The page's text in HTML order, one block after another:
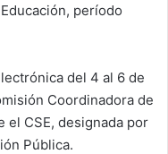
período
del 4 al 6 de
Coordinadora de
el CSE, designada por
Pública.